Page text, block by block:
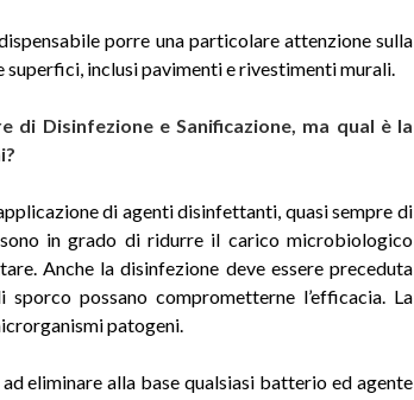
porre una particolare attenzione sulla
superfici, inclusi pavimenti e rivestimenti murali.
di Disinfezione e Sanificazione, ma qual è la
di agenti disinfettanti, quasi sempre di
in grado di ridurre il carico microbiologico
Anche la disinfezione deve essere preceduta
possano comprometterne l’efficacia. La
patogeni.
eliminare alla base qualsiasi batterio ed agente